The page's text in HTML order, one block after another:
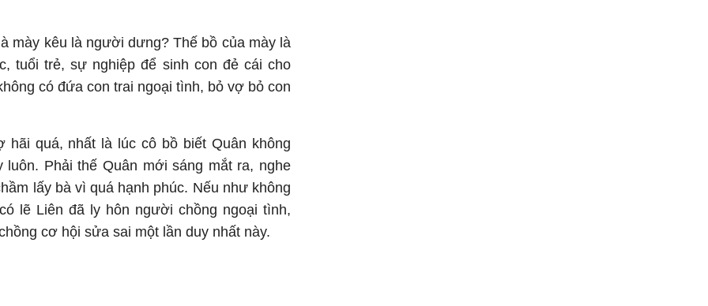
mày kêu là người dưng? Thế bồ của mày là
tuổi trẻ, sự nghiệp để sinh con đẻ cái cho
có đứa con trai ngoại tình, bỏ vợ bỏ con
hãi quá, nhất là lúc cô bồ biết Quân không
luôn. Phải thế Quân mới sáng mắt ra, nghe
lấy bà vì quá hạnh phúc. Nếu như không
lẽ Liên đã ly hôn người chồng ngoại tình,
cơ hội sửa sai một lần duy nhất này.